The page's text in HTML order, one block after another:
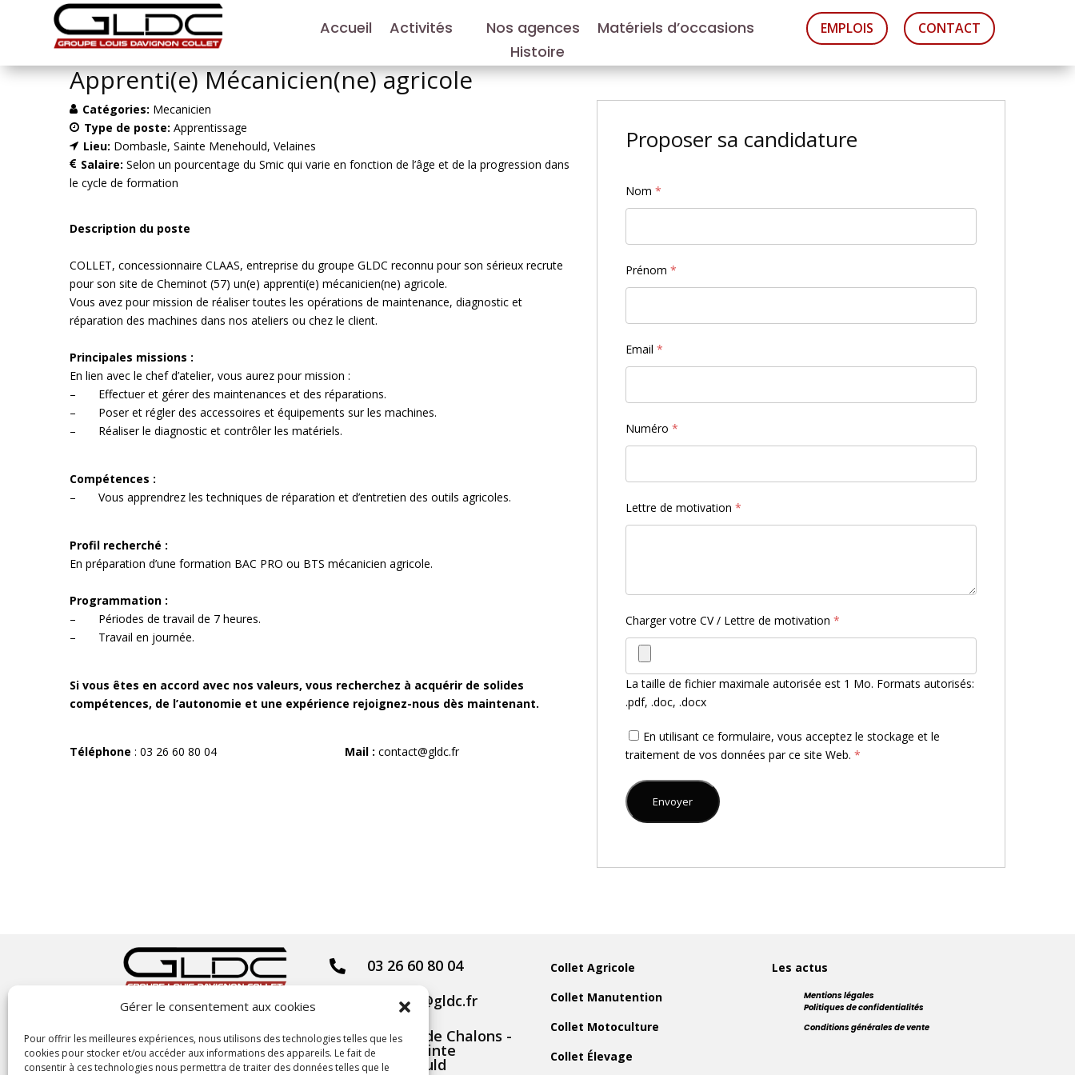
Gérer le consentement aux cookies
Pour offrir les meilleures expériences, nous utilisons des technologies telles que les
cookies pour stocker et/ou accéder aux informations des appareils. Le fait de
consentir à ces technologies nous permettra de traiter des données telles que le
Accueil Activités Nos agences
Matériels d’occasions
Histoire
EMPLOIS CONTACT
Apprenti(e) Mécanicien(ne) agricole
Catégories: Mecanicien
Type de poste: Apprentissage
Lieu: Dombasle Sainte Menehould Velaines
Salaire: Selon un pourcentage du Smic qui varie en fonction de l’âge et de la progression dans
le cycle de formation
Description du poste
COLLET, concessionnaire CLAAS, entreprise du groupe GLDC reconnu pour son sérieux recrute
pour son site de Cheminot (57) un(e) apprenti(e) mécanicien(ne) agricole.
Vous avez pour mission de réaliser toutes les opérations de maintenance, diagnostic et
réparation des machines dans nos ateliers ou chez le client.
Principales missions :
En lien avec le chef d’atelier, vous aurez pour mission :
– Effectuer et gérer des maintenances et des réparations.
– Poser et régler des accessoires et équipements sur les machines.
– Réaliser le diagnostic et contrôler les matériels.
Compétences :
– Vous apprendrez les techniques de réparation et d’entretien des outils agricoles.
Profil recherché :
En préparation d’une formation BAC PRO ou BTS mécanicien agricole.
Programmation :
– Périodes de travail de 7 heures.
– Travail en journée.
Si vous êtes en accord avec nos valeurs, vous recherchez à acquérir de solides
compétences, de l’autonomie et une expérience rejoignez-nous dès maintenant.
Téléphone : 03 26 60 80 04 Mail : contact@gldc.fr
Proposer sa candidature
Nom *
Prénom *
Email *
Numéro *
Lettre de motivation *
Charger votre CV / Lettre de motivation *
La taille de fichier maximale autorisée est 1 Mo. Formats autorisés:
.pdf, .doc, .docx
En utilisant ce formulaire, vous acceptez le stockage et le
traitement de vos données par ce site Web. *
 03 26 60 80 04
contact@gldc.fr
 5 Route de Chalons -
51800 Sainte
Menehould
Collet Agricole
Collet Manutention
Collet Motoculture
Collet Élevage
Les actus
Mentions légales
Politiques de confidentialités
Conditions générales de vente